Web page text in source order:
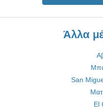
Άλλα
San
El